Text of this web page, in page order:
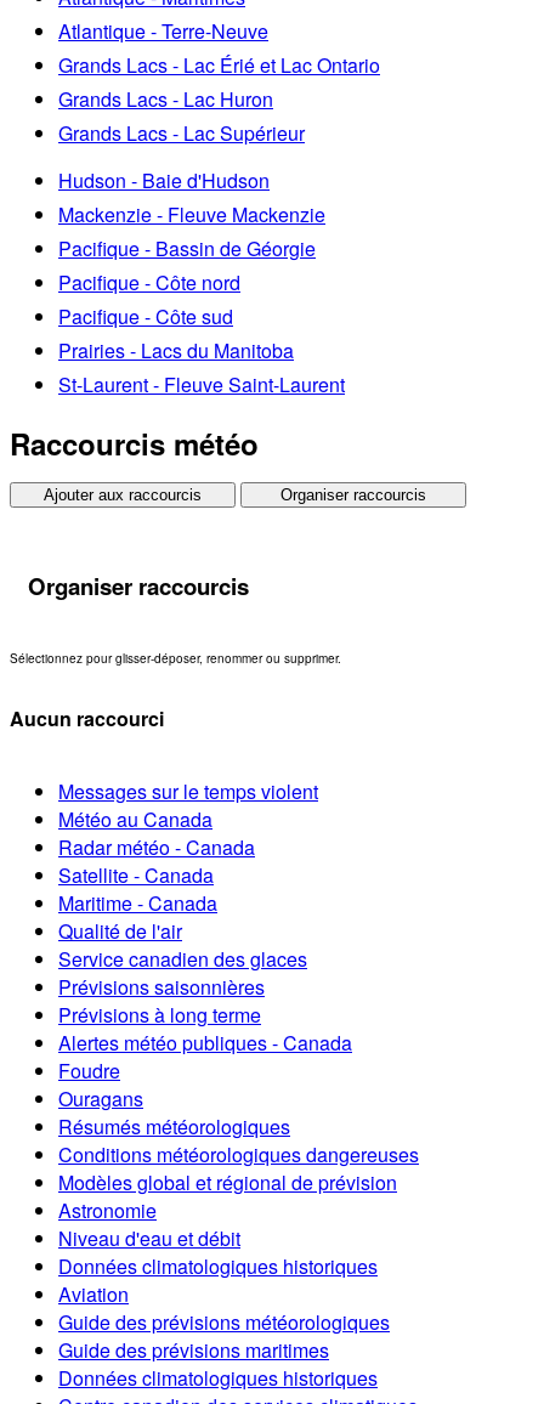
Atlantique - Terre-Neuve
Grands Lacs - Lac Érié et Lac Ontario
Grands Lacs - Lac Huron
Grands Lacs - Lac Supérieur
Hudson - Baie d'Hudson
Mackenzie - Fleuve Mackenzie
Pacifique - Bassin de Géorgie
Pacifique - Côte nord
Pacifique - Côte sud
Prairies - Lacs du Manitoba
St-Laurent - Fleuve Saint-Laurent
Raccourcis météo
Ajouter aux raccourcis Organiser raccourcis
Organiser raccourcis
Sélectionnez pour glisser-déposer, renommer ou supprimer.
Aucun raccourci
Messages sur le temps violent
Météo au Canada
Radar météo - Canada
Satellite - Canada
Maritime - Canada
Qualité de l'air
Service canadien des glaces
Prévisions saisonnières
Prévisions à long terme
Alertes météo publiques - Canada
Foudre
Ouragans
Résumés météorologiques
Conditions météorologiques dangereuses
Modèles global et régional de prévision
Astronomie
Niveau d'eau et débit
Données climatologiques historiques
Aviation
Guide des prévisions météorologiques
Guide des prévisions maritimes
Données climatologiques historiques